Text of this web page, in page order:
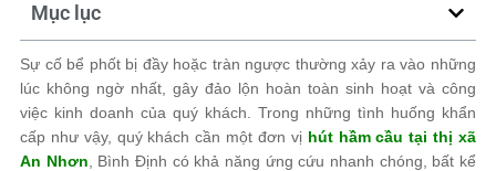
Mục lục
Sự cố bể phốt bị đầy hoặc tràn ngược thường xảy ra vào những
lúc không ngờ nhất, gây đảo lộn hoàn toàn sinh hoạt và công
việc kinh doanh của quý khách. Trong những tình huống khẩn
cấp như vậy, quý khách cần một đơn vị hút hầm cầu tại thị xã
An Nhơn , Bình Định có khả năng ứng cứu nhanh chóng, bất kể